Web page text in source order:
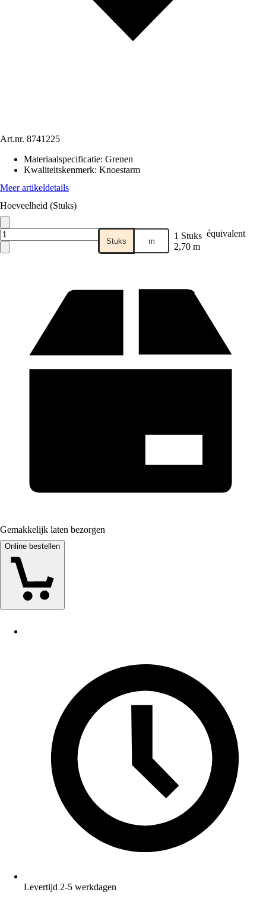
Art.nr. 8741225
Materiaalspecificatie: Grenen
Kwaliteitskenmerk: Knoestarm
Meer artikeldetails
Hoeveelheid (Stuks)
Stuks m 1 Stuks équivalent
2,70 m
Gemakkelijk laten bezorgen
Online bestellen
Levertijd 2-5 werkdagen